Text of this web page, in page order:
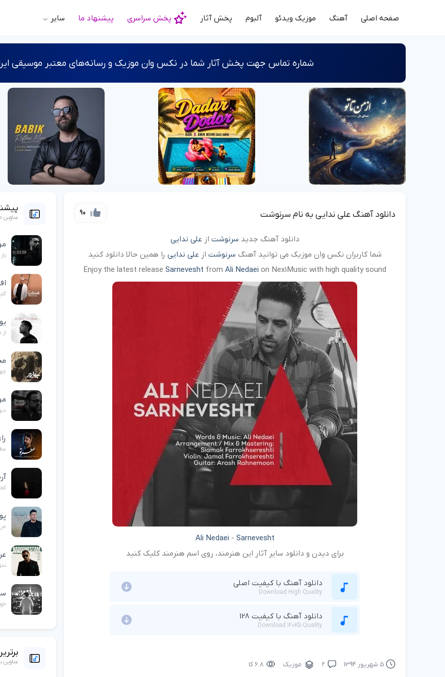
صفحه اصلی آهنگ موزیک ویدئو آلبوم پخش آثار پخش سراسری پیشنهاد ما سایر
شماره‌ تماس جهت پخش آثار شما در نکس وان موزیک و رسانه‌های معتبر موسیقی
90 دانلود آهنگ علی ندایی به نام سرنوشت
دانلود آهنگ جدید سرنوشت از علی ندایی
شما کاربران نکس وان موزیک می توانید آهنگ سرنوشت از علی ندایی را همین حالا دانلود کنید
Enjoy the latest release Sarnevesht from Ali Nedaei on Nex1Music with high quality sound
Ali Nedaei - Sarnevesht
برای دیدن و دانلود سایر آثار این هنرمند، روی اسم هنرمند کلیک کنید
دانلود آهنگ با کیفیت اصلی
Download High Quality
دانلود آهنگ با کیفیت 128
Download 120Kb Quality
5 شهریور 1394 ۲ موزیک ۶.۸ کا